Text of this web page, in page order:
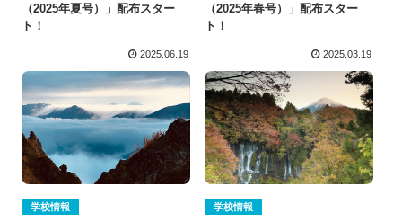
（2025年夏号）」配布スター
ト！
2025.06.19
（2025年春号）」配布スター
ト！
2025.03.19
学校情報 学校情報